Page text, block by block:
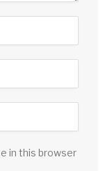
in this browser